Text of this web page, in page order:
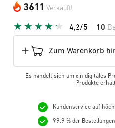
3611 Verkauft!
4,2/5 10
Zum Warenkorb
Es handelt sich um ein digitales
Produkte
Kundenservice auf
99,9 % der